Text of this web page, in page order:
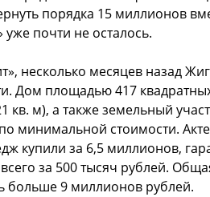
порядка 15 миллионов
уже почти не осталось.
несколько месяцев назад
Дом площадью 417
кв. м), а также земельный
минимальной стоимости.
купили за 6,5 миллионов,
за 500 тысяч рублей.
больше 9 миллионов рублей.